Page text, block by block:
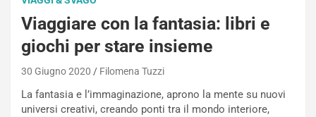
Viaggiare con la fantasia: libri e
giochi per stare insieme
30 Giugno 2020 Filomena Tuzzi
La fantasia e l’immaginazione, aprono la mente su nuovi
universi creativi, creando ponti tra il mondo interiore,